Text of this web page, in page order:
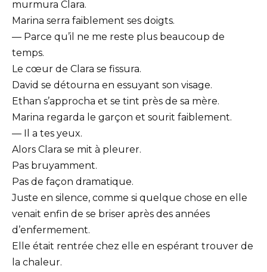
murmura Clara.
Marina serra faiblement ses doigts.
— Parce qu’il ne me reste plus beaucoup de
temps.
Le cœur de Clara se fissura.
David se détourna en essuyant son visage.
Ethan s’approcha et se tint près de sa mère.
Marina regarda le garçon et sourit faiblement.
— Il a tes yeux.
Alors Clara se mit à pleurer.
Pas bruyamment.
Pas de façon dramatique.
Juste en silence, comme si quelque chose en elle
venait enfin de se briser après des années
d’enfermement.
Elle était rentrée chez elle en espérant trouver de
la chaleur.